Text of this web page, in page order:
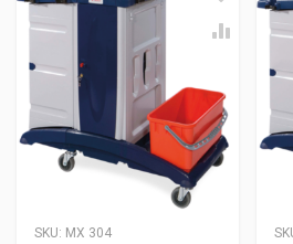
SKU: MX 304